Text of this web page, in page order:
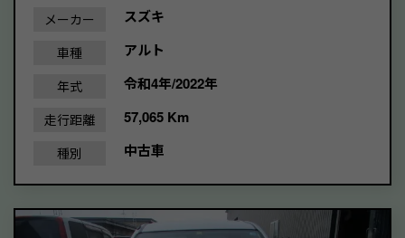
メーカー スズキ
車種 アルト
年式 令和4年/2022年
走行距離 57,065 Km
種別 中古車